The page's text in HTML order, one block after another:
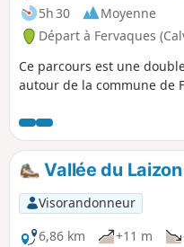
5h 30
Moyenne
Départ à Fervaques
Ce parcours est une
autour de la commune de
Vallée du
Visorandonneur
6,86 km
+11 m